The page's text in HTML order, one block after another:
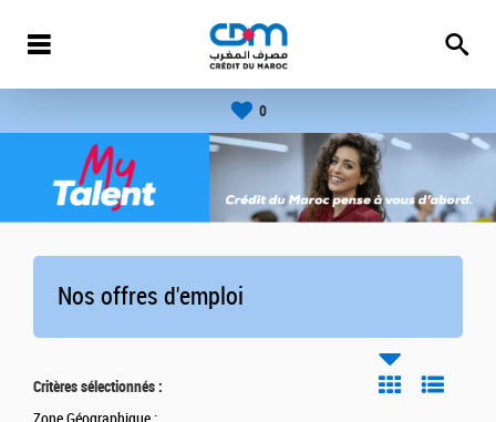
0
Nos offres d'emploi
Critères sélectionnés :